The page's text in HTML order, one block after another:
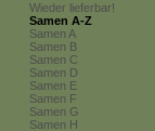
Wieder lieferbar!
Samen A-Z
Samen A
Samen B
Samen C
Samen D
Samen E
Samen F
Samen G
Samen H